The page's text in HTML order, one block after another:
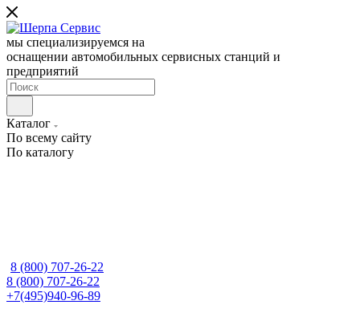
мы специализируемся на
оснащении автомобильных сервисных станций и
предприятий
Каталог
По всему сайту
По каталогу
8 (800) 707-26-22
8 (800) 707-26-22
+7(495)940-96-89